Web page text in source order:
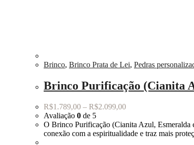
Brinco, Brinco Prata de Lei, Pedras
Brinco Purificação (Cianita
R$1.789,00 – R$2.099,00
Avaliação 0 de 5
O Brinco Purificação (Cianita Azul, Esmeralda
conexão com a espiritualidade e traz mais